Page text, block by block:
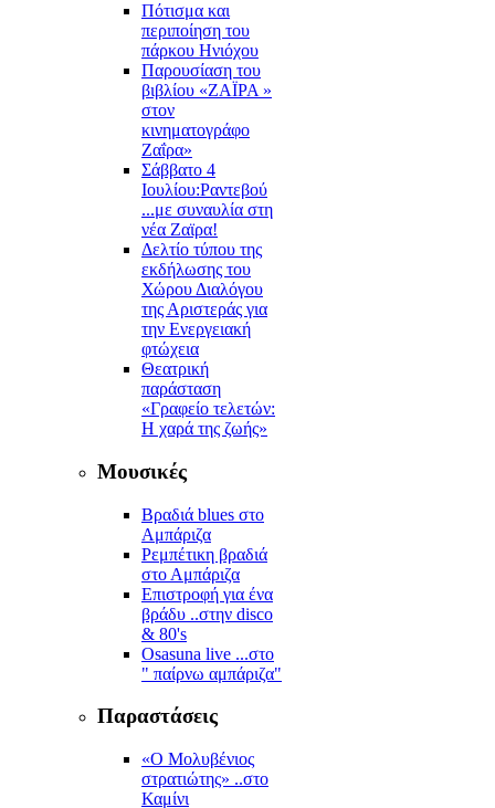
Πότισμα και
περιποίηση του
πάρκου Ηνιόχου
Παρουσίαση του
βιβλίου «ΖΑΪΡΑ »
στον
κινηματογράφο
Ζαΐρα»
Σάββατο 4
Ιουλίου:Ραντεβού
...με συναυλία στη
νέα Ζαϊρα!
Δελτίο τύπου της
εκδήλωσης του
Χώρου Διαλόγου
της Αριστεράς για
την Ενεργειακή
φτώχεια
Θεατρική
παράσταση
«Γραφείο τελετών:
Η χαρά της ζωής»
Μουσικές
Βραδιά blues στο
Αμπάριζα
Ρεμπέτικη βραδιά
στο Αμπάριζα
Επιστροφή για ένα
βράδυ ..στην disco
& 80's
Osasuna live ...στο
" παίρνω αμπάριζα"
Παραστάσεις
«Ο Μολυβένιος
στρατιώτης» ..στο
Καμίνι